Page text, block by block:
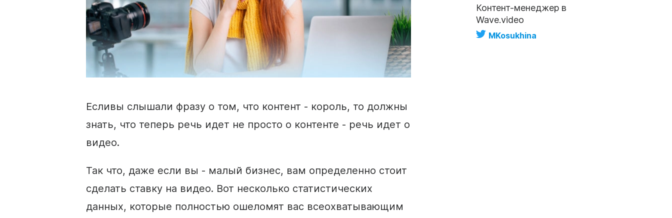
Контент-менеджер в
Wave.video
MKosukhina
Есливы слышали фразу о том, что контент - король, то должны
знать, что теперь речь идет не просто о контенте - речь идет о
видео.
Так что, даже если вы - малый бизнес, вам определенно стоит
сделать ставку на видео. Вот несколько статистических
данных, которые полностью ошеломят вас всеохватывающим